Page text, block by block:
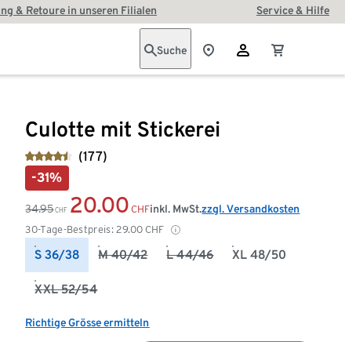
& Retoure in unseren Filialen Service & Hilfe
Suche
Culotte mit Stickerei
(177)
-31%
34.95 CHF 20.00 CHF
30-Tage-Bestpreis: 29.00 CHF
inkl. MwSt.zzgl. Versandkosten
S 36/38 M 40/42 L 44/46 XL 48/50
XXL 52/54
Richtige Grösse ermitteln